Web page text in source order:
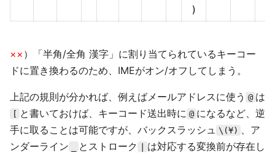
)
×× ）「半角/全角 漢字」に割り当てられているキーコー
ドに置き換わるのため、IMEがオン/オフしてしまう。
上記の規則が分かれば、例えばメールアドレスに使う @ は
[ と書いておけば、キーコード送出時に @ になるなど、逆
手に取ることは可能ですが、バックスラッシュ \(¥) 、ア
ンダーライン
とストローク
は対応する変換前が存在し